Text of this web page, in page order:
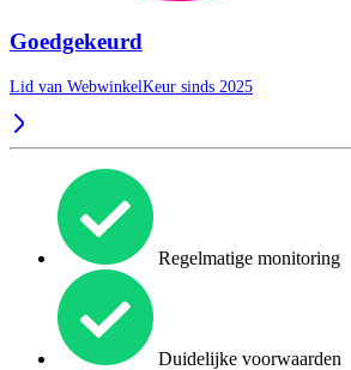
Goedgekeurd
Lid van WebwinkelKeur sinds 2025
Regelmatige monitoring
Duidelijke voorwaarden